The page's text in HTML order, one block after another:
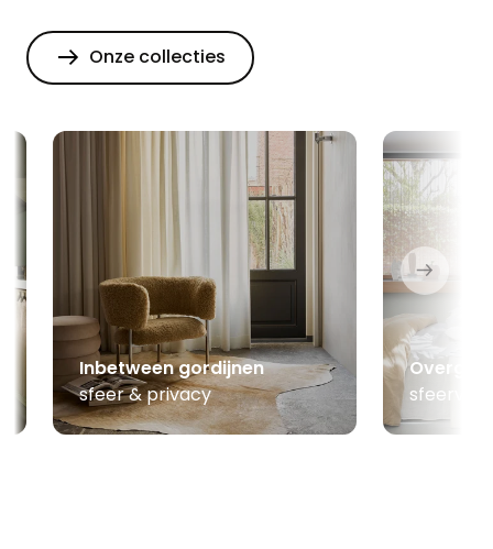
Onze collecties
Inbetween gordijnen
sfeer & privacy